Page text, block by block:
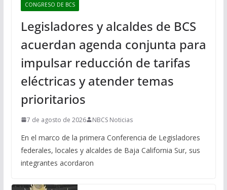
CONGRESO DE BCS
Legisladores y alcaldes de BCS
acuerdan agenda conjunta para
impulsar reducción de tarifas
eléctricas y atender temas
prioritarios
7 de agosto de 2026 NBCS Noticias
En el marco de la primera Conferencia de Legisladores
federales, locales y alcaldes de Baja California Sur, sus
integrantes acordaron